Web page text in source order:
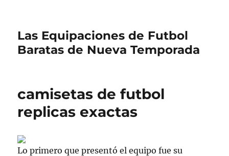
Las Equipaciones de Futbol
Baratas de Nueva Temporada
camisetas de futbol
replicas exactas
Lo primero que presentó el equipo fue su